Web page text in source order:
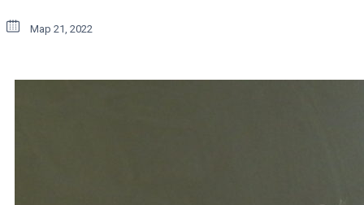
Мар 21, 2022